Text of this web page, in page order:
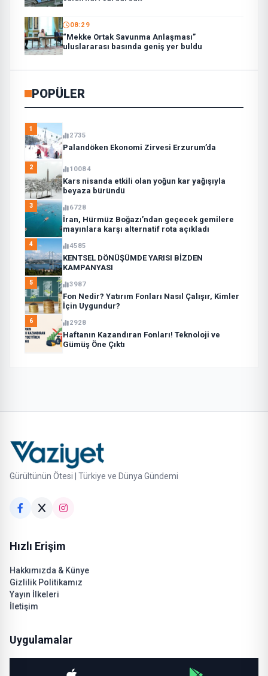
08:29
“Mekke Ortak Savunma Anlaşması”
uluslararası basında geniş yer buldu
POPÜLER
1
2735
Palandöken Ekonomi Zirvesi Erzurum’da
2 10084
Kars nisanda etkili olan yoğun kar yağışıyla
beyaza büründü
3 6728
İran, Hürmüz Boğazı’ndan geçecek gemilere
mayınlara karşı alternatif rota açıkladı
4 4585
KENTSEL DÖNÜŞÜMDE YARISI BİZDEN
KAMPANYASI
5 3987
Fon Nedir? Yatırım Fonları Nasıl Çalışır, Kimler
İçin Uygundur?
6 2928
Haftanın Kazandıran Fonları! Teknoloji ve
Gümüş Öne Çıktı
Gürültünün Ötesi | Türkiye ve Dünya Gündemi
Hızlı Erişim
Hakkımızda & Künye
Gizlilik Politikamız
Yayın İlkeleri
İletişim
Uygulamalar